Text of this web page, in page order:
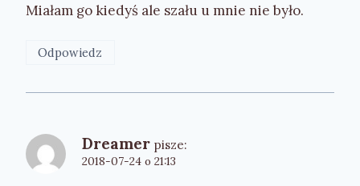
Miałam go kiedyś ale szału u mnie nie było.
Odpowiedz
Dreamer pisze:
2018-07-24 o 21:13